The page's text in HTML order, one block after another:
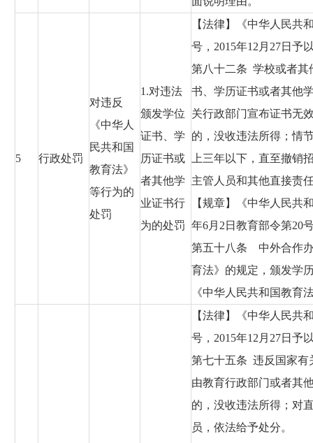
5 行政处罚
对违反
《中华人
民共和国
教育法》
等行为的
处罚
1.对违法
颁发学位
证书、学
历证书或
者其他学
业证书行
为的处罚
【法律】《中华人民共
号，2015年12月27日予
第八十二条 学校或者其
书、学历证书或者其他
关行政部门宣布证书无
的，没收违法所得；情
上三年以下，直至撤销
主管人员和其他直接责
【规章】《中华人民共
年6月2日教育部令第20
第五十八条 中外合作
育法》的规定，颁发学
《中华人民共和国教育
【法律】《中华人民共
号，2015年12月27日予
第七十五条 违反国家有
由教育行政部门或者其
的，没收违法所得；对
员，依法给予处分。